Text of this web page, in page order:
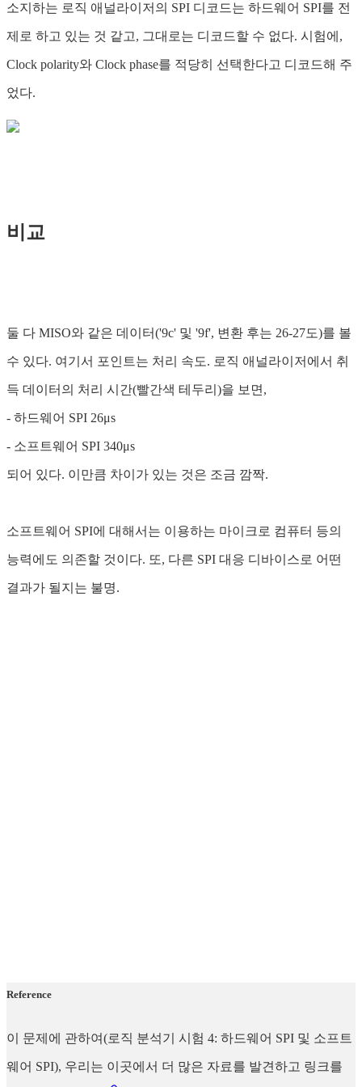
소지하는 로직 애널라이저의 SPI 디코드는 하드웨어 SPI를 전
제로 하고 있는 것 같고, 그대로는 디코드할 수 없다. 시험에,
Clock polarity와 Clock phase를 적당히 선택한다고 디코드해 주
었다.
비교
둘 다 MISO와 같은 데이터('9c' 및 '9f', 변환 후는 26-27도)를 볼
수 있다. 여기서 포인트는 처리 속도. 로직 애널라이저에서 취
득 데이터의 처리 시간(빨간색 테두리)을 보면,
- 하드웨어 SPI 26μs
- 소프트웨어 SPI 340μs
되어 있다. 이만큼 차이가 있는 것은 조금 깜짝.
소프트웨어 SPI에 대해서는 이용하는 마이크로 컴퓨터 등의
능력에도 의존할 것이다. 또, 다른 SPI 대응 디바이스로 어떤
결과가 될지는 불명.
Reference
이 문제에 관하여(로직 분석기 시험 4: 하드웨어 SPI 및 소프트
웨어 SPI), 우리는 이곳에서 더 많은 자료를 발견하고 링크를